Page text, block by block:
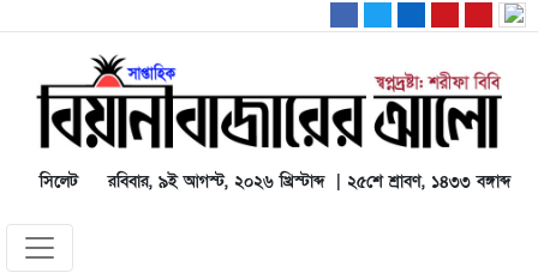
সিলেট রবিবার, ৯ই আগস্ট, ২০২৬ খ্রিস্টাব্দ | ২৫শে শ্রাবণ, ১৪৩৩ বঙ্গাব্দ